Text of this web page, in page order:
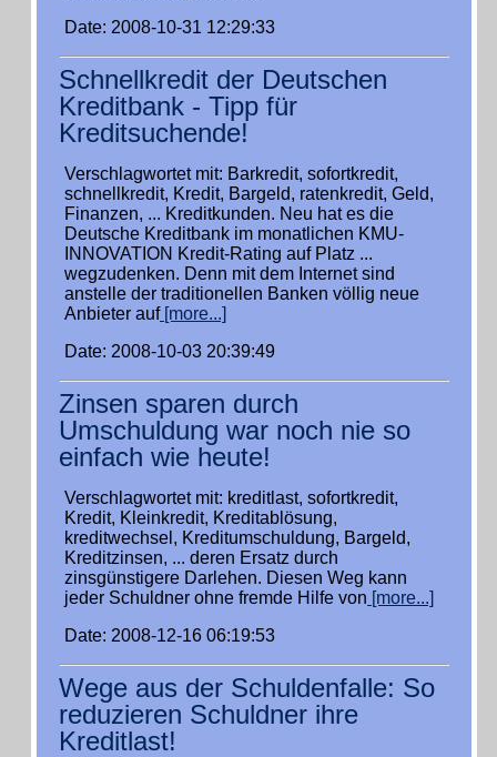
Date: 2008-10-31 12:29:33
Schnellkredit der Deutschen
Kreditbank - Tipp für
Kreditsuchende!
Verschlagwortet mit: Barkredit, sofortkredit,
schnellkredit, Kredit, Bargeld, ratenkredit, Geld,
Finanzen, ... Kreditkunden. Neu hat es die
Deutsche Kreditbank im monatlichen KMU-
INNOVATION Kredit-Rating auf Platz ...
wegzudenken. Denn mit dem Internet sind
anstelle der traditionellen Banken völlig neue
Anbieter auf[more...]
Date: 2008-10-03 20:39:49
Zinsen sparen durch
Umschuldung war noch nie so
einfach wie heute!
Verschlagwortet mit: kreditlast, sofortkredit,
Kredit, Kleinkredit, Kreditablösung,
kreditwechsel, Kreditumschuldung, Bargeld,
Kreditzinsen, ... deren Ersatz durch
zinsgünstigere Darlehen. Diesen Weg kann
jeder Schuldner ohne fremde Hilfe von [more...]
Date: 2008-12-16 06:19:53
Wege aus der Schuldenfalle: So
reduzieren Schuldner ihre
Kreditlast!